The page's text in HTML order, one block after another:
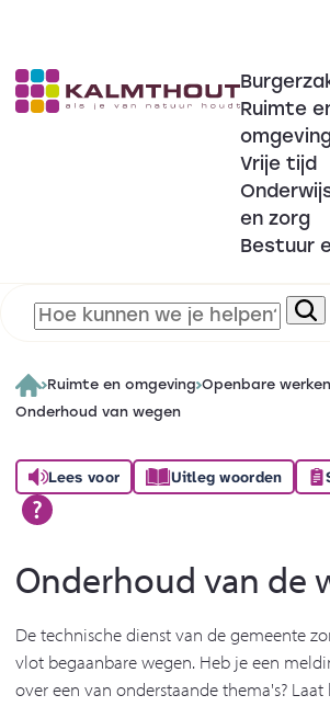
Ruimte
Vrije tijd
en zorg
Bestuur
Ruimte en omgeving Openbare werken
Onderhoud van wegen
Lees voor Uitleg woorden
Onderhoud van de
De technische dienst van de gemeente
vlot begaanbare wegen. Heb je een
over een van onderstaande thema's?